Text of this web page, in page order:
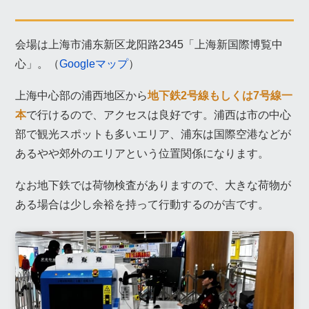
会場は上海市浦东新区龙阳路2345「上海新国際博覧中
心」。（Googleマップ）
上海中心部の浦西地区から地下鉄2号線もしくは7号線一
本で行けるので、アクセスは良好です。浦西は市の中心
部で観光スポットも多いエリア、浦东は国際空港などが
あるやや郊外のエリアという位置関係になります。
なお地下鉄では荷物検査がありますので、大きな荷物が
ある場合は少し余裕を持って行動するのが吉です。